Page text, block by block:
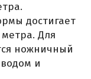
достигает
Для
ножничный
и